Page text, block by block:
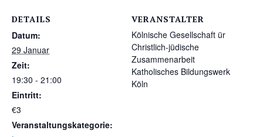
DETAILS
Datum:
29 Januar
Zeit:
19:30 - 21:00
Eintritt:
€3
Veranstaltungskategorie:
VERANSTALTER
Kölnische Gesellschaft ür
Christlich-jüdische
Zusammenarbeit
Katholisches Bildungswerk
Köln